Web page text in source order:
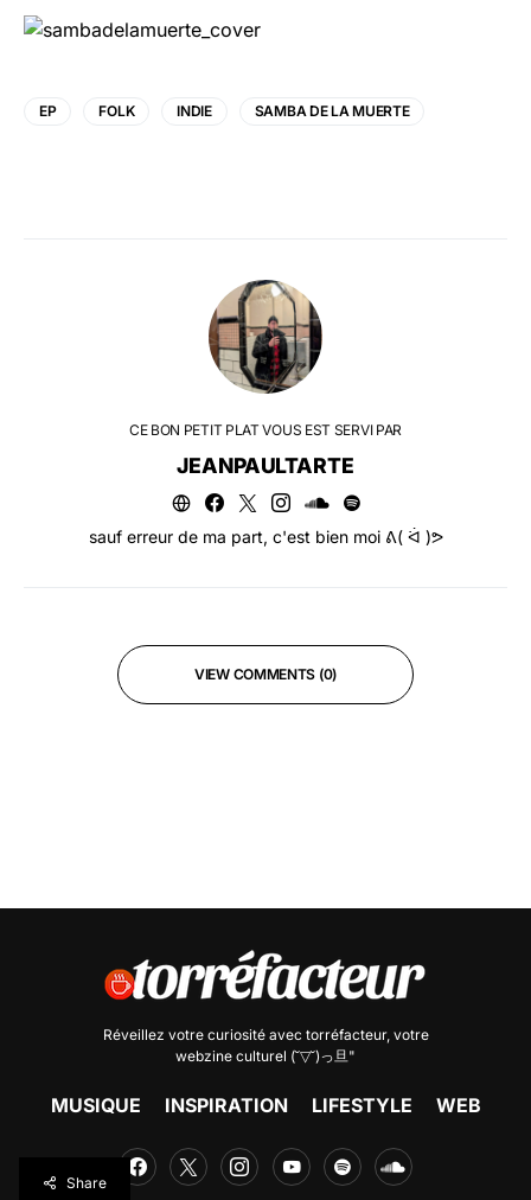
EP FOLK INDIE SAMBA DE LA MUERTE
CE BON PETIT PLAT VOUS EST SERVI PAR
JEANPAULTARTE
sauf erreur de ma part, c'est bien moi ᕕ( ᐛ )ᕗ
VIEW COMMENTS (0)
Réveillez votre curiosité avec torréfacteur, votre
webzine culturel (˘▽˘)っ旦"
MUSIQUE INSPIRATION LIFESTYLE WEB
Share